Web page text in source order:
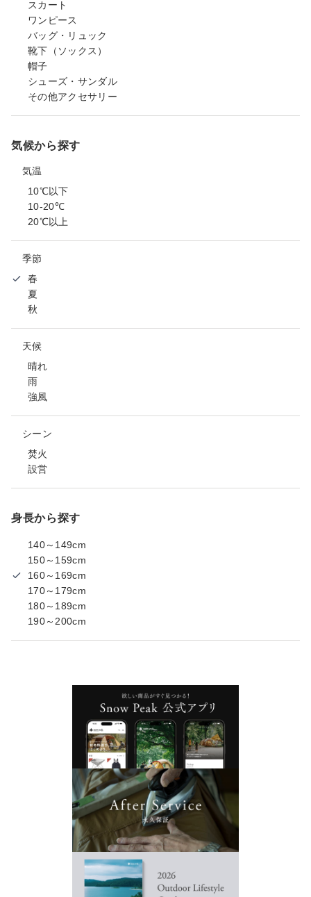
スカート
ワンピース
バッグ・リュック
靴下（ソックス）
帽子
シューズ・サンダル
その他アクセサリー
気候から探す
気温
10℃以下
10-20℃
20℃以上
季節
春
夏
秋
天候
晴れ
雨
強風
シーン
焚火
設営
身長から探す
140～149cm
150～159cm
160～169cm
170～179cm
180～189cm
190～200cm